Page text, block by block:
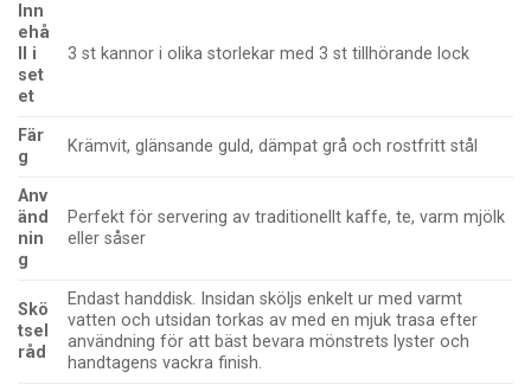
Inn
ehå
ll i
set
et
3 st kannor i olika storlekar med 3 st tillhörande lock
Fär
g
Krämvit, glänsande guld, dämpat grå och rostfritt stål
Anv
änd
nin
g
Perfekt för servering av traditionellt kaffe, te, varm mjölk
eller såser
Skö
tsel
råd
Endast handdisk. Insidan sköljs enkelt ur med varmt
vatten och utsidan torkas av med en mjuk trasa efter
användning för att bäst bevara mönstrets lyster och
handtagens vackra finish.